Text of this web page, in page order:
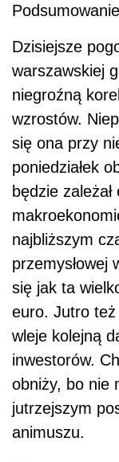
Podsumowanie
Dzisiejsze
warszawskiej
niegroźną
wzrostów.
się ona przy
poniedziałek
będzie
najbliższym
przemysłowej
się jak ta
euro. Jutro
wleje kolejną
inwestorów.
obniży, bo nie
jutrzejszym
animuszu.